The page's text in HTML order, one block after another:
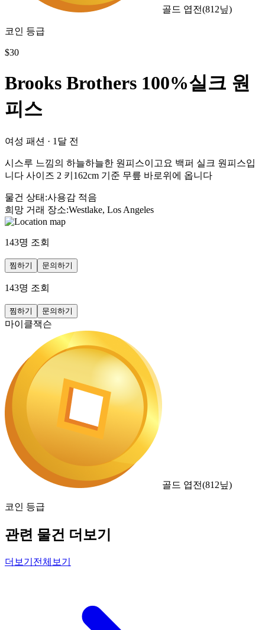
골드 엽전(812닢)
코인 등급
$30
Brooks Brothers 100%실크 원
피스
여성 패션 · 1달 전
시스루 느낌의 하늘하늘한 원피스이고요 백퍼 실크 원피스입
니다 사이즈 2 키162cm 기준 무릎 바로위에 옵니다
물건 상태 :사용감 적음
희망 거래 장소:Westlake, Los Angeles
143명 조회
찜하기 문의하기
143명 조회
찜하기 문의하기
마이클잭슨
골드 엽전(812닢)
코인 등급
관련 물건 더보기
더보기 전체보기